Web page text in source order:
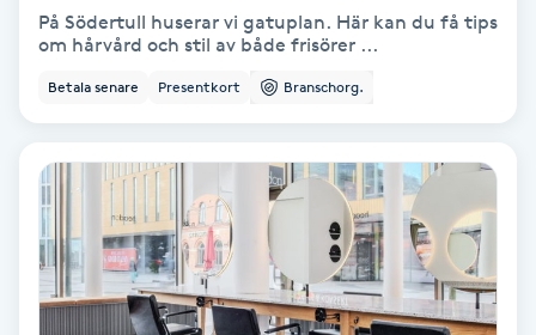
Koppningsmassage
Kosmetisk tatuering
Kostrådgivning
Kroppsinpackning
Kroppspeeling
På Södertull huserar vi gatuplan. Här kan du få tips
om hårvård och stil av både frisörer ...
Betala senare Presentkort Branschorg.